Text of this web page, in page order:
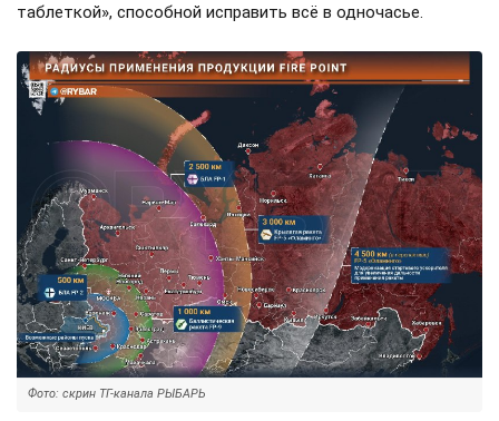
таблеткой», способной исправить всё в одночасье.
Фото: скрин ТГ-канала РЫБАРЬ